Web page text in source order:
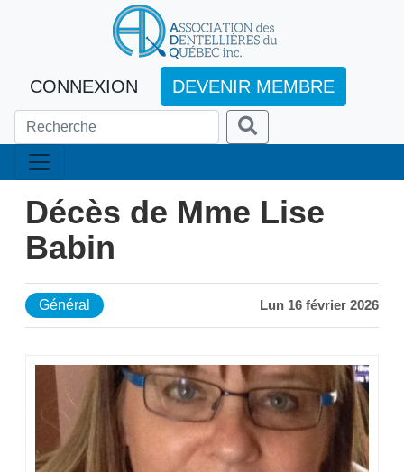
CONNEXION DEVENIR MEMBRE
Décès de Mme Lise
Babin
Général Lun 16 février 2026